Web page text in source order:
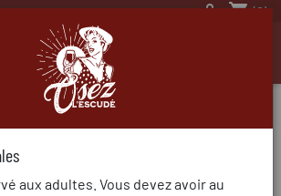
 shopping_cart(0)
aux adultes. Vous devez avoir au